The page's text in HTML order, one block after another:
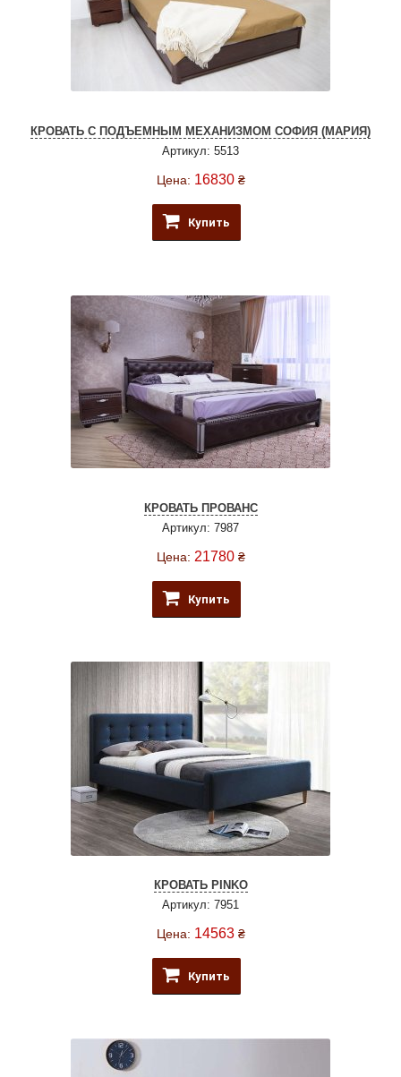
КРОВАТЬ С ПОДЪЕМНЫМ МЕХАНИЗМОМ СОФИЯ (МАРИЯ)
Артикул: 5513
Цена: 16830 ₴
Купить
КРОВАТЬ ПРОВАНС
Артикул: 7987
Цена: 21780 ₴
Купить
КРОВАТЬ PINKO
Артикул: 7951
Цена: 14563 ₴
Купить